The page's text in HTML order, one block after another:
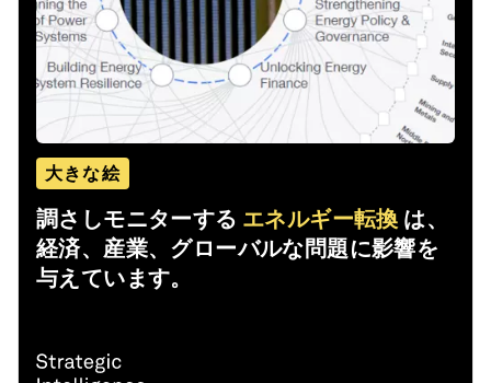
大きな絵
調さしモニターする エネルギー転換 は、
経済、産業、グローバルな問題に影響を
与えています。